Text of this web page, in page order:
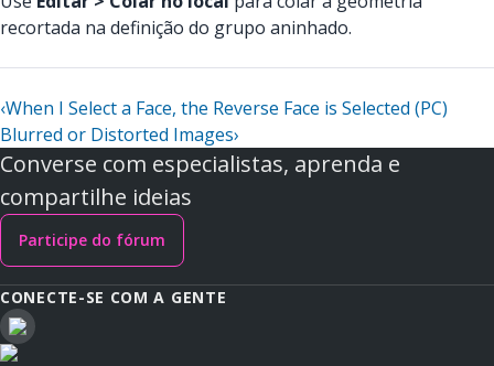
recortada na definição do grupo aninhado.
‹When I Select a Face, the Reverse Face is Selected (PC)
Blurred or Distorted Images›
Converse com especialistas, aprenda e
compartilhe ideias
Participe do fórum
CONECTE-SE COM A GENTE